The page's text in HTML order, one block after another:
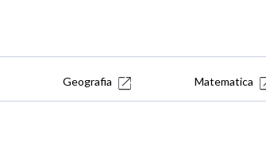
Geografia Matematica